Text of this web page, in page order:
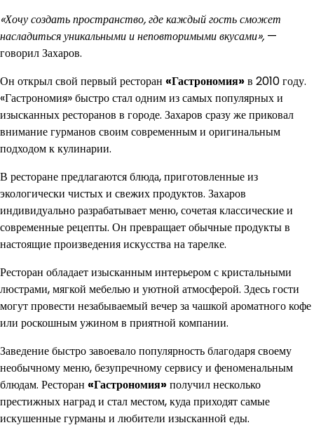
«Хочу создать пространство, где каждый гость сможет
насладиться уникальными и неповторимыми вкусами», —
говорил Захаров.
Он открыл свой первый ресторан «Гастрономия» в 2010 году.
«Гастрономия» быстро стал одним из самых популярных и
изысканных ресторанов в городе. Захаров сразу же приковал
внимание гурманов своим современным и оригинальным
подходом к кулинарии.
В ресторане предлагаются блюда, приготовленные из
экологически чистых и свежих продуктов. Захаров
индивидуально разрабатывает меню, сочетая классические и
современные рецепты. Он превращает обычные продукты в
настоящие произведения искусства на тарелке.
Ресторан обладает изысканным интерьером с кристальными
люстрами, мягкой мебелью и уютной атмосферой. Здесь гости
могут провести незабываемый вечер за чашкой ароматного кофе
или роскошным ужином в приятной компании.
Заведение быстро завоевало популярность благодаря своему
необычному меню, безупречному сервису и феноменальным
блюдам. Ресторан «Гастрономия» получил несколько
престижных наград и стал местом, куда приходят самые
искушенные гурманы и любители изысканной еды.